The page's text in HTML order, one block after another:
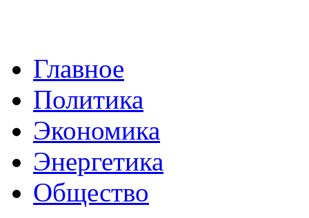
Главное
Политика
Экономика
Энергетика
Общество